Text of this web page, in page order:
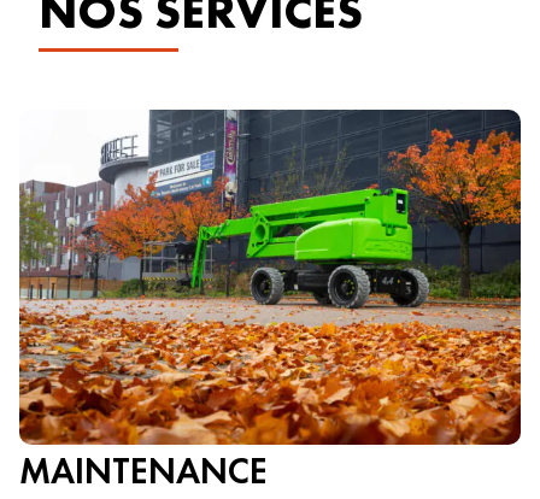
MAINTENANCE